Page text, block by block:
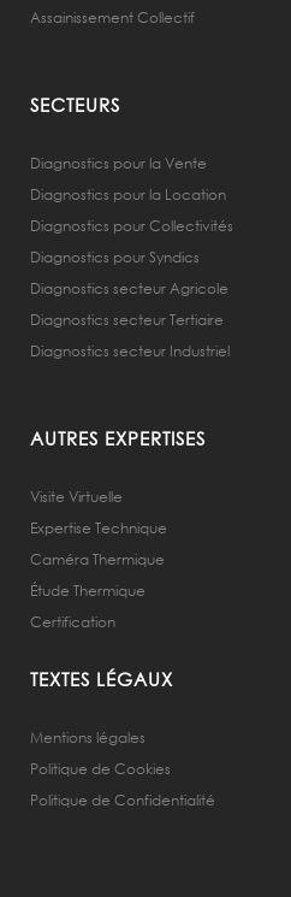
Assainissement Collectif
SECTEURS
Diagnostics pour la Vente
Diagnostics pour la Location
Diagnostics pour Collectivités
Diagnostics pour Syndics
Diagnostics secteur Agricole
Diagnostics secteur Tertiaire
Diagnostics secteur Industriel
AUTRES EXPERTISES
Visite Virtuelle
Expertise Technique
Caméra Thermique
Étude Thermique
Certification
TEXTES LÉGAUX
Mentions légales
Politique de Cookies
Politique de Confidentialité